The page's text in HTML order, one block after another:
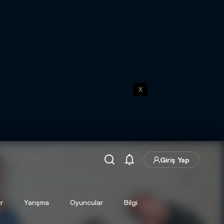
X
Giriş Yap
Yarışma Oyuncular Bilgi